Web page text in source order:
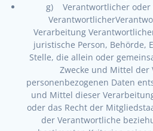
g) Verantwortlicher oder
Verarbeitung
juristische Person, Behörde,
Stelle, die allein oder
Zwecke und Mittel der
personenbezogenen Daten
und Mittel dieser
oder das Recht der
der Verantwortliche